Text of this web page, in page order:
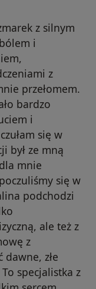
z silnym
i
z
przełomem.
bardzo
i
się w
był ze mną
mnie
się w
podchodzi
ale też z
z
złe
specjalistka z